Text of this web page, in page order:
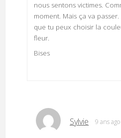
nous sentons victimes.
moment. Mais ça va
que tu peux choisir la
fleur.
Bises
Sylvie 9 ans ago